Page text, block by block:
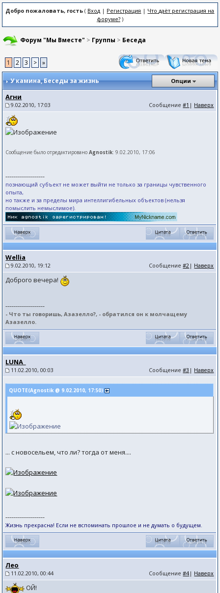
Добро пожаловать, гость ( Вход | Регистрация | Что даёт регистрация на
форуме?)
Форум "Мы Вместе" > Группы > Беседа
1 2 3 > »
У камина, Беседы за жизнь Опции
Агни
9.02.2010, 17:03 Сообщение#1 | Наверх
Сообщение было отредактированоAgnostik: 9.02.2010, 17:06
--------------------
познающий субъект не может выйти не только за границы чувственного
опыта,
но также и за пределы мира интеллигибельных объектов (нельзя
помыслить немыслимое).
Wellia
9.02.2010, 19:12 Сообщение#2 | Наверх
Доброго вечера!
--------------------
- Что ты говоришь, Азазелло?, - обратился он к молчащему
Азазелло.
LUNA_
11.02.2010, 00:03 Сообщение#3 | Наверх
QUOTE(Agnostik @ 9.02.2010, 17:50)
... с новосельем, что ли? тогда от меня....
--------------------
Жизнь прекрасна! Если не вспоминать прошлое и не думать о будущем.
Лео
11.02.2010, 00:44 Сообщение#4| Наверх
ОЙ!